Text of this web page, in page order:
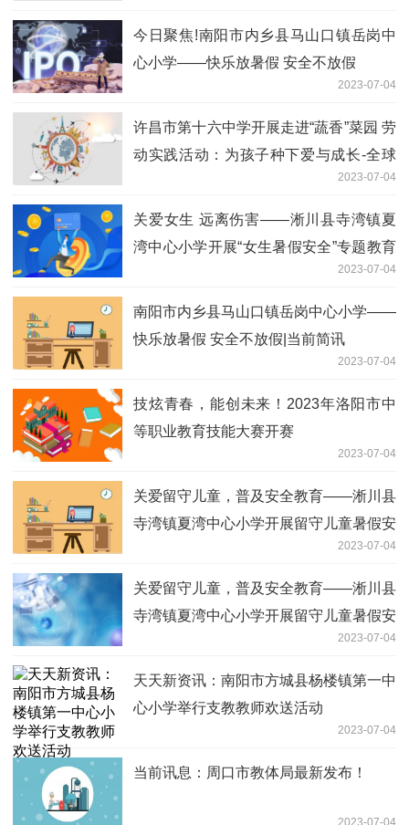
今日聚焦!南阳市内乡县马山口镇岳岗中
心小学——快乐放暑假 安全不放假
2023-07-04
许昌市第十六中学开展走进“蔬香”菜园 劳
动实践活动：为孩子种下爱与成长-全球
2023-07-04
关爱女生 远离伤害——淅川县寺湾镇夏
湾中心小学开展“女生暑假安全”专题教育
2023-07-04
南阳市内乡县马山口镇岳岗中心小学——
快乐放暑假 安全不放假|当前简讯
2023-07-04
技炫青春，能创未来！2023年洛阳市中
等职业教育技能大赛开赛
2023-07-04
关爱留守儿童，普及安全教育——淅川县
寺湾镇夏湾中心小学开展留守儿童暑假安
2023-07-04
关爱留守儿童，普及安全教育——淅川县
寺湾镇夏湾中心小学开展留守儿童暑假安
2023-07-04
天天新资讯：南阳市方城县杨楼镇第一中
心小学举行支教教师欢送活动
2023-07-04
当前讯息：周口市教体局最新发布！
2023-07-04